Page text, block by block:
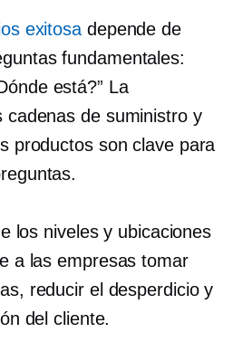
exitosa depende de
fundamentales:
está?” La
cadenas de suministro y
productos son clave para
los niveles y ubicaciones
a las empresas tomar
reducir el desperdicio y
del cliente.